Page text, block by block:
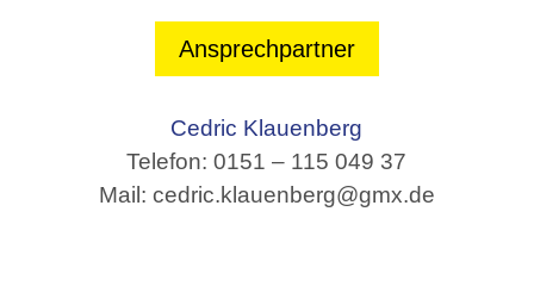
Ansprechpartner
Cedric Klauenberg
Telefon: 0151 – 115 049 37
Mail: cedric.klauenberg@gmx.de